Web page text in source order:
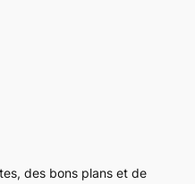
des bons plans et de